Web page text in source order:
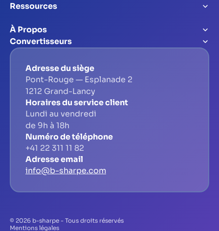
Ressources
À Propos
Convertisseurs
Adresse du siège
Pont-Rouge — Esplanade 2
1212 Grand-Lancy
Horaires du service client
Lundi au vendredi
de 9h à 18h
Numéro de téléphone
+41 22 311 11 82
Adresse email
info@b-sharpe.com
© 2026 b-sharpe - Tous droits réservés
Mentions légales